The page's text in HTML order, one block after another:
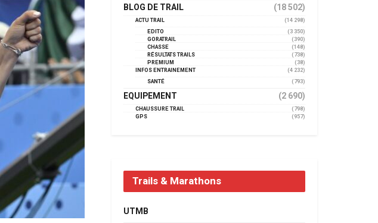
BLOG DE TRAIL (18 502)
ACTU TRAIL
(14 298)
EDITO
(3 350)
GORATRAIL
(390)
CHASSE
(148)
RÉSULTATS TRAILS
(738)
PREMIUM
(38)
INFOS ENTRAINEMENT
(4 232)
SANTÉ
(793)
EQUIPEMENT (2 690)
CHAUSSURE TRAIL
(798)
GPS
(957)
Trails & Marathons
UTMB